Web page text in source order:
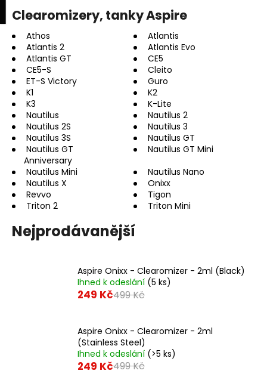
Přejít
na
obsah
Clearomizery, tanky Aspire
Athos
Atlantis
Atlantis 2
Atlantis Evo
Atlantis GT
CE5
CE5-S
Cleito
ET-S Victory
Guro
K1
K2
K3
K-Lite
Nautilus
Nautilus 2
Nautilus 2S
Nautilus 3
Nautilus 3S
Nautilus GT
Nautilus GT
Anniversary
Nautilus GT Mini
Nautilus Mini
Nautilus Nano
Nautilus X
Onixx
Revvo
Tigon
Triton 2
Triton Mini
Nejprodávanější
Aspire Onixx - Clearomizer - 2ml (Black)
Ihned k odeslání (5 ks)
249 Kč499 Kč
Aspire Onixx - Clearomizer - 2ml
(Stainless Steel)
Ihned k odeslání (>5 ks)
249 Kč499 Kč
o Zpět
Zpět
C
o
p
o
t
ř
e
b
u
j
t